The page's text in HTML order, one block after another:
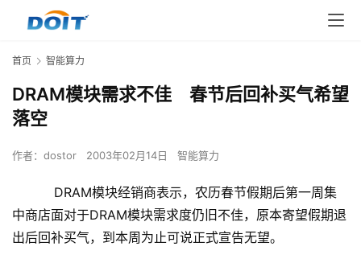
首页 智能算力
DRAM模块需求不佳 春节后回补买气希望
落空
作者： dostor 2003年02月14日 智能算力
DRAM模块经销商表示，农历春节假期后第一周集
中商店面对于DRAM模块需求度仍旧不佳，原本寄望假期退
出后回补买气，到本周为止可说正式宣告无望。